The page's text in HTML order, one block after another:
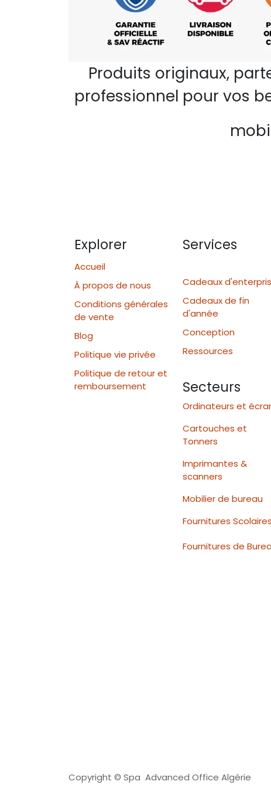
Produits originaux,
professionnel pour vos
Explorer
Accueil
À propos de nous
Conditions générales
de vente
Blog
Politique vie privée
Politique de retour et
remboursement
Services
Cadeaux
Cadeaux de fin
d'année
Conception
Ressources
Secteurs
Ordinateurs et
Cartouches et
Tonners
Imprimantes &
scanners
Mobilier de bureau
Fournitures Scolaires
Fournitures de
Copyright © Spa Advanced Office Algérie